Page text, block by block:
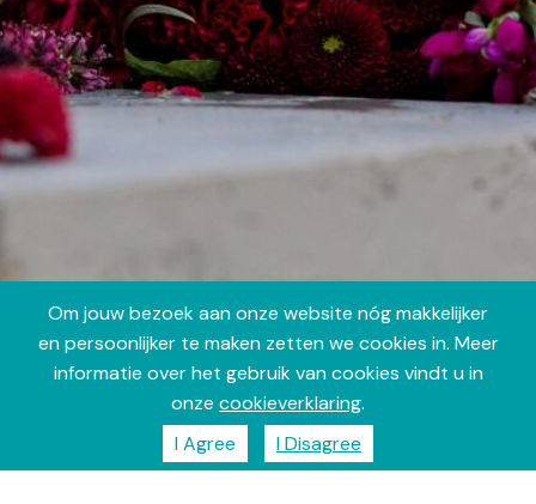
Om jouw bezoek aan onze website nóg makkelijker
en persoonlijker te maken zetten we cookies in. Meer
informatie over het gebruik van cookies vindt u in
onze cookieverklaring.
I Agree
I Disagree